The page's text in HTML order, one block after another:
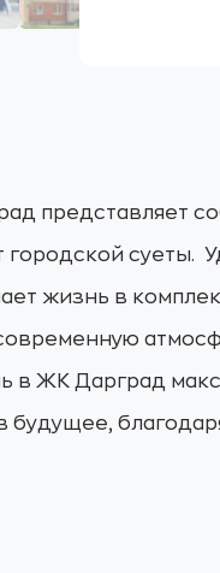
представляет
суеты.
жизнь в
в ЖК Дарград